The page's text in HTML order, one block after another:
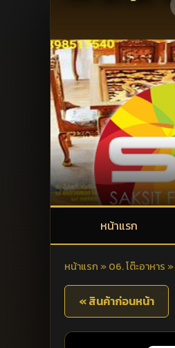
หน้าแรก
หน้าแรก »06. โต๊ะอาหาร »
« สินค้าก่อนหน้า